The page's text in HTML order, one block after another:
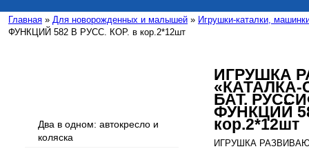
Главная » Для новорожденных и малышей » Игрушки-каталки,
ФУНКЦИЙ 582 В РУСС. КОР. в кор.2*12шт
Два в одном: автокресло и
коляска
ИГРУШКА
«КАТАЛКА-
БАТ.
ФУНКЦИЙ
кор.2*12шт
ИГРУШКА